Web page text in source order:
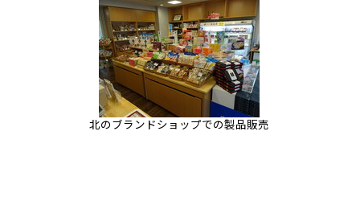
北のブランドショップでの製品販売